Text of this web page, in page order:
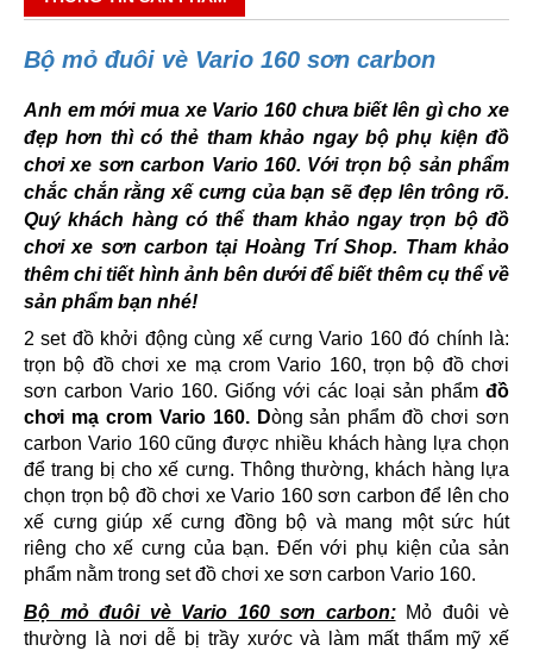
Bộ mỏ đuôi vè Vario 160 sơn carbon
Anh em mới mua xe Vario 160 chưa biết lên gì cho xe
đẹp hơn thì có thẻ tham khảo ngay bộ phụ kiện đồ
chơi xe sơn carbon Vario 160. Với trọn bộ sản phẩm
chắc chắn rằng xế cưng của bạn sẽ đẹp lên trông rõ.
Quý khách hàng có thể tham khảo ngay trọn bộ đồ
chơi xe sơn carbon tại Hoàng Trí Shop. Tham khảo
thêm chi tiết hình ảnh bên dưới để biết thêm cụ thể về
sản phẩm bạn nhé!
2 set đồ khởi động cùng xế cưng Vario 160 đó chính là:
trọn bộ đồ chơi xe mạ crom Vario 160, trọn bộ đồ chơi
sơn carbon Vario 160. Giống với các loại sản phẩm đồ
chơi mạ crom Vario 160. Dòng sản phẩm đồ chơi sơn
carbon Vario 160 cũng được nhiều khách hàng lựa chọn
để trang bị cho xế cưng. Thông thường, khách hàng lựa
chọn trọn bộ đồ chơi xe Vario 160 sơn carbon để lên cho
xế cưng giúp xế cưng đồng bộ và mang một sức hút
riêng cho xế cưng của bạn. Đến với phụ kiện của sản
phẩm nằm trong set đồ chơi xe sơn carbon Vario 160.
Bộ mỏ đuôi vè Vario 160 sơn carbon:Mỏ đuôi vè
thường là nơi dễ bị trầy xước và làm mất thẩm mỹ xế